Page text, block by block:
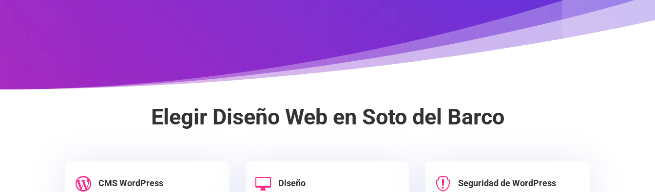
Elegir Diseño Web en Soto del Barco
 CMS WordPress  Diseño  Seguridad de WordPress